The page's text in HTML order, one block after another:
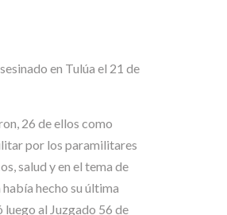
en Tulúa el 21 de
26 de ellos como
por los paramilitares
salud y en el tema de
hecho su última
al Juzgado 56 de